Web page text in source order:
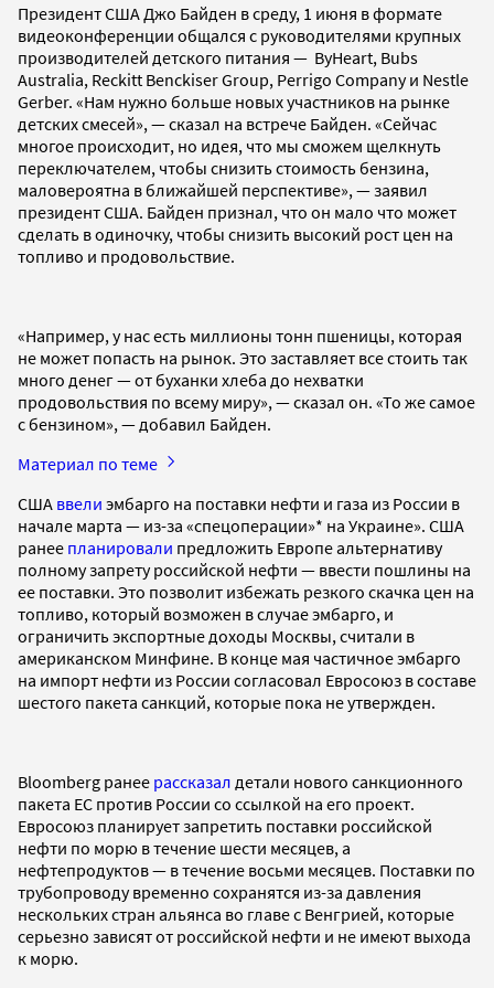
Президент США Джо Байден в среду, 1 июня в формате
видеоконференции общался с руководителями крупных
производителей детского питания — ByHeart, Bubs
Australia, Reckitt Benckiser Group, Perrigo Company и Nestle
Gerber. «Нам нужно больше новых участников на рынке
детских смесей», — сказал на встрече Байден. «Сейчас
многое происходит, но идея, что мы сможем щелкнуть
переключателем, чтобы снизить стоимость бензина,
маловероятна в ближайшей перспективе», — заявил
президент США. Байден признал, что он мало что может
сделать в одиночку, чтобы снизить высокий рост цен на
топливо и продовольствие.
«Например, у нас есть миллионы тонн пшеницы, которая
не может попасть на рынок. Это заставляет все стоить так
много денег — от буханки хлеба до нехватки
продовольствия по всему миру», — сказал он. «То же самое
с бензином», — добавил Байден.
Материал по теме
США ввели эмбарго на поставки нефти и газа из России в
начале марта — из-за «спецоперации»* на Украине». США
ранее планировали предложить Европе альтернативу
полному запрету российской нефти — ввести пошлины на
ее поставки. Это позволит избежать резкого скачка цен на
топливо, который возможен в случае эмбарго, и
ограничить экспортные доходы Москвы, считали в
американском Минфине. В конце мая частичное эмбарго
на импорт нефти из России согласовал Евросоюз в составе
шестого пакета санкций, которые пока не утвержден.
Bloomberg ранее рассказал детали нового санкционного
пакета ЕС против России со ссылкой на его проект.
Евросоюз планирует запретить поставки российской
нефти по морю в течение шести месяцев, а
нефтепродуктов — в течение восьми месяцев. Поставки по
трубопроводу временно сохранятся из-за давления
нескольких стран альянса во главе с Венгрией, которые
серьезно зависят от российской нефти и не имеют выхода
к морю.